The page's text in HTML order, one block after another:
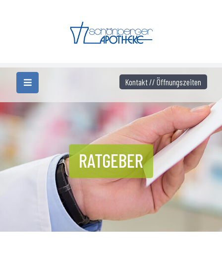
RATGEBER
Kontakt // Öffnungszeiten